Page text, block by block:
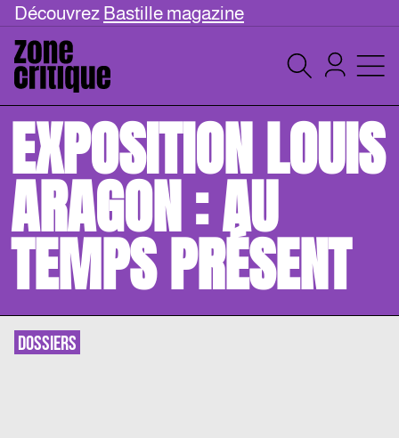
Découvrez Bastille magazine
EXPOSITION LOUIS
ARAGON : AU
TEMPS PRÉSENT
DOSSIERS